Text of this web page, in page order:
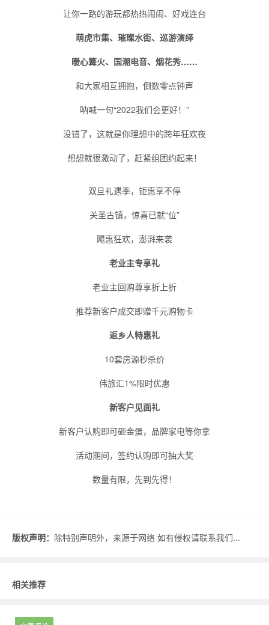
让你一路的游玩都热热闹闹、好戏连台
萌虎市集、璀璨水街、巡游演绎
暖心篝火、国潮电音、烟花秀……
和大家相互拥抱，倒数零点钟声
呐喊一句“2022我们会更好！”
没错了，这就是你理想中的跨年狂欢夜
想想就很激动了，赶紧组团约起来！
双旦礼遇季，钜惠享不停
关圣古镇，惊喜已就“位”
飓惠狂欢，澎湃来袭
老业主专享礼
老业主回购尊享折上折
推荐新客户成交即赠千元购物卡
返乡人特惠礼
10套房源秒杀价
伟旅汇1%限时优惠
新客户见面礼
新客户认购即可砸金蛋，品牌家电等你拿
活动期间，签约认购即可抽大奖
数量有限，先到先得！
版权声明： 除特别声明外，来源于网络 如有侵权请联系我们...
相关推荐